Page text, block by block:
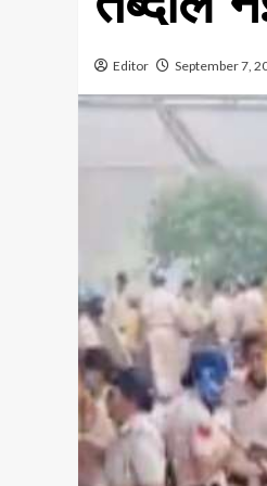
Editor September 7,